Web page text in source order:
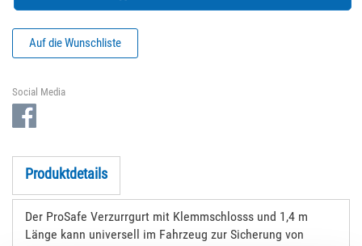
Auf die Wunschliste
Social Media
Produktdetails
Der ProSafe Verzurrgurt mit Klemmschlosss und 1,4 m
Länge kann universell im Fahrzeug zur Sicherung von